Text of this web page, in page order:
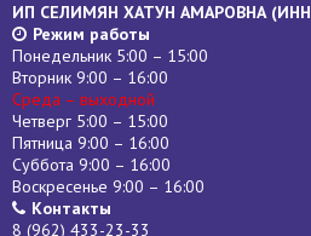
ИП СЕЛИМЯН ХАТУН АМАРОВНА (ИНН
Режим работы
Понедельник 5:00 – 15:00
Вторник 9:00 – 16:00
Среда – выходной
Четверг 5:00 – 15:00
Пятница 9:00 – 16:00
Суббота 9:00 – 16:00
Воскресенье 9:00 – 16:00
Контакты
8 (962) 433-23-33